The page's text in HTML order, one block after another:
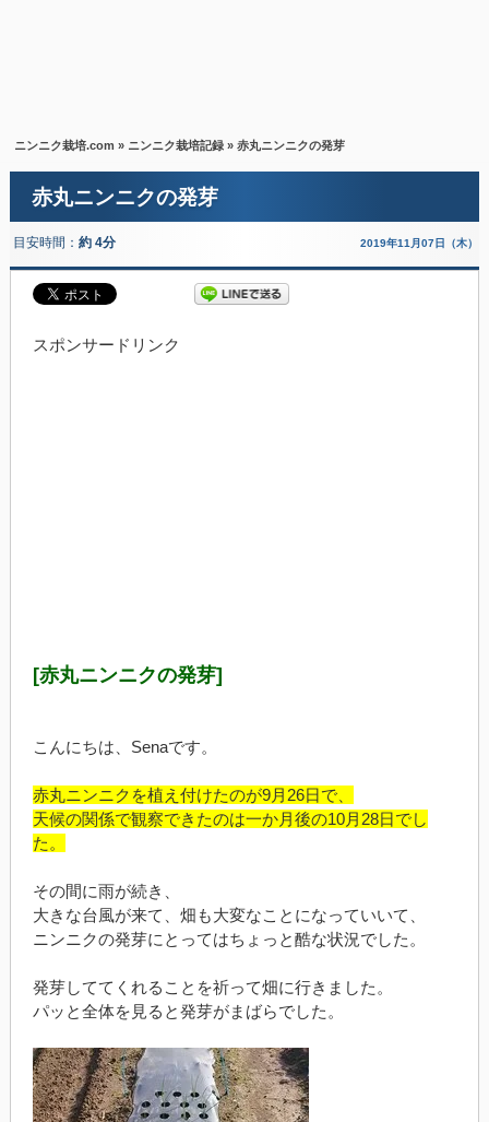
ニンニク栽培.com » ニンニク栽培記録 » 赤丸ニンニクの発芽
赤丸ニンニクの発芽
目安時間： 約 4分 2019年11月07日（木）
スポンサードリンク
[赤丸ニンニクの発芽]
こんにちは、Senaです。
赤丸ニンニクを植え付けたのが9月26日で、
天候の関係で観察できたのは一か月後の10月28日でし
た。
その間に雨が続き、
大きな台風が来て、畑も大変なことになっていいて、
ニンニクの発芽にとってはちょっと酷な状況でした。
発芽しててくれることを祈って畑に行きました。
パッと全体を見ると発芽がまばらでした。